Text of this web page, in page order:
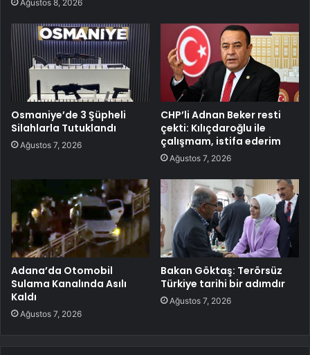
Ağustos 8, 2026
Osmaniye’de 3 Şüpheli
Silahlarla Tutuklandı
Ağustos 7, 2026
CHP’li Adnan Beker resti
çekti: Kılıçdaroğlu ile
çalışmam, istifa ederim
Ağustos 7, 2026
Adana’da Otomobil
Sulama Kanalında Asılı
Kaldı
Ağustos 7, 2026
Bakan Göktaş: Terörsüz
Türkiye tarihi bir adımdır
Ağustos 7, 2026